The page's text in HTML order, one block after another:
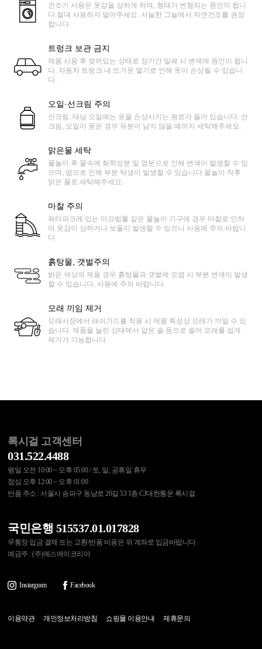
건조기 사용은 옷감을 상하게 하며, 형태가 변형되는 원인이 됩니
다.절대 사용하지 말아주세요. 서늘한 그늘에서 자연건조를 권장
합니다.
트렁크 보관 금지
제품 사용 후 젖어있는 상태로 장기간 밀폐 시 변색에 원인이 됩니
다. 자동차 트렁크 내 뜨거운 열기로 인해 옷이 손상될 수 있습니
다.
오일·선크림 주의
선크림, 태닝 오일에는 옷을 손상시키는 원료가 들어 있습니다. 선
크림, 오일이 묻은 경우 유분이 남지 않을 때까지 세탁해주세요.
맑은물 세탁
물놀이 후 물속에 화학성분 및 염분으로 인해 변색이 발생할 수 있
으며, 땀으로 인해 부분 탁생이 발생할 수 있습니다.물놀이 직후
맑은 물로 세탁해주세요.
마찰 주의
워터파크에 있는 미끄럼틀 같은 물놀이 기구에 경우 마찰로 인하
여 옷감이 상하거나 보풀이 발생할 수 있으니 사용에 주의 바랍니
다.
흙탕물, 갯벌주의
밝은 색상의 제품 경우 흙탕물과 갯벌에 오염 시 부분 변색이 발생
할 수 있습니다. 사용에 주의 바랍니다.
모래 끼임 제거
모래사장에서 래쉬가드를 착용 시 제품 특성상 모래가 끼일 수 있
습니다. 제품을 늘린 상태에서 얇은 솔 등으로 쓸어 모래를 쉽게
제거가 가능합니다.
록시걸 고객센터
031.522.4488
평일 오전 10:00 ~ 오후 05:00 / 토, 일, 공휴일 휴무
점심 오후 12:00 ~ 오후 01:00
반품 주소 : 서울시 송파구 동남로 20길 53 1층 CJ대한통운 록시걸
국민은행 515537.01.017828
무통장 입금 결제 또는 교환/반품 비용은 위 계좌로 입금바랍니다.
예금주 : (주)에스에이코리아
Instargram Facebook
이용약관 개인정보처리방침 쇼핑몰 이용안내 제휴문의